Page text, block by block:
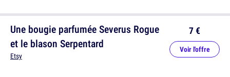
Une bougie parfumée Severus Rogue
et le blason Serpentard
Etsy
7 €
Voir l'offre